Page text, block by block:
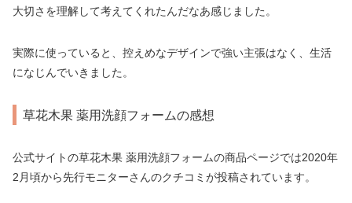
大切さを理解して考えてくれたんだなあ感じました。
実際に使っていると、控えめなデザインで強い主張はなく、生活
になじんでいきました。
草花木果 薬用洗顔フォームの感想
公式サイトの草花木果 薬用洗顔フォームの商品ページでは2020年
2月頃から先行モニターさんのクチコミが投稿されています。